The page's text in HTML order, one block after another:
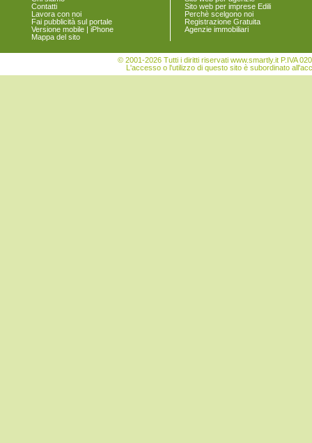
Spoltore
Tocco da Casauria
Torre de' Passeri
Turrivalignani
Contatti
Lavora con noi
Fai pubblicità sul portale
Versione mobile | iPhone
Mappa del sito
Sito web per imprese Edili
Perchè scelgono noi
Registrazione Gratuita
Agenzie immobiliari
© 2001-2026 Tutti i diritti riservati www.smartly.it P.IVA
L'accesso o l'utilizzo di questo sito è subordinato